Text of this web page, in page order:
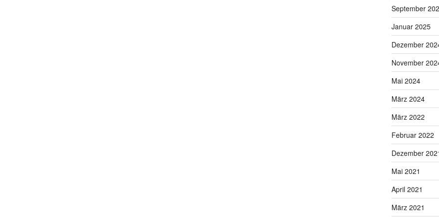
September
Januar 2025
Dezember
November
Mai 2024
März 2024
März 2022
Februar 2022
Dezember
Mai 2021
April 2021
März 2021